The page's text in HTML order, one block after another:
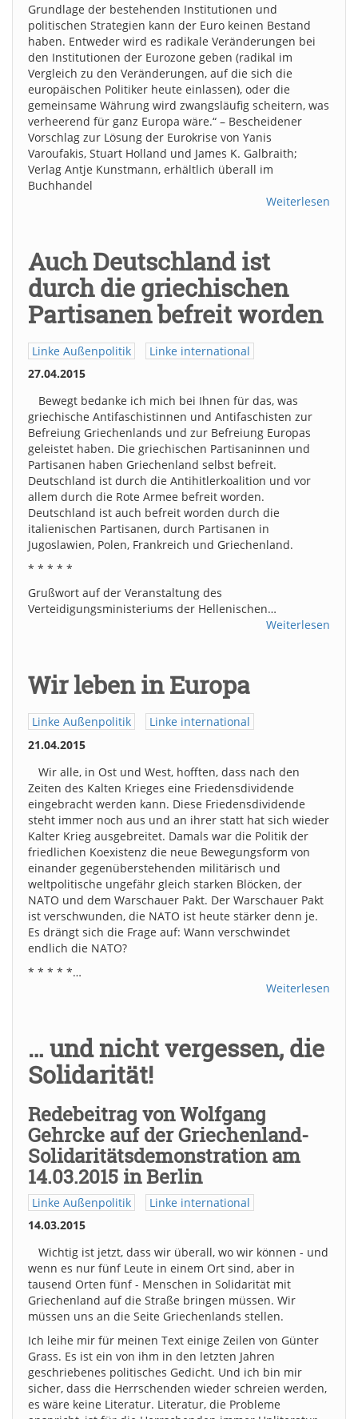
Grundlage der bestehenden Institutionen und
politischen Strategien kann der Euro keinen Bestand
haben. Entweder wird es radikale Veränderungen bei
den Institutionen der Eurozone geben (radikal im
Vergleich zu den Veränderungen, auf die sich die
europäischen Politiker heute einlassen), oder die
gemeinsame Währung wird zwangsläufig scheitern, was
verheerend für ganz Europa wäre.“ – Bescheidener
Vorschlag zur Lösung der Eurokrise von Yanis
Varoufakis, Stuart Holland und James K. Galbraith;
Verlag Antje Kunstmann, erhältlich überall im
Buchhandel
Weiterlesen
Auch Deutschland ist
durch die griechischen
Partisanen befreit worden
Linke Außenpolitik
Linke international
27.04.2015
Bewegt bedanke ich mich bei Ihnen für das, was
griechische Antifaschistinnen und Antifaschisten zur
Befreiung Griechenlands und zur Befreiung Europas
geleistet haben. Die griechischen Partisaninnen und
Partisanen haben Griechenland selbst befreit.
Deutschland ist durch die Antihitlerkoalition und vor
allem durch die Rote Armee befreit worden.
Deutschland ist auch befreit worden durch die
italienischen Partisanen, durch Partisanen in
Jugoslawien, Polen, Frankreich und Griechenland.
* * * * *
Grußwort auf der Veranstaltung des
Verteidigungsministeriums der Hellenischen…
Weiterlesen
Wir leben in Europa
Linke Außenpolitik
Linke international
21.04.2015
Wir alle, in Ost und West, hofften, dass nach den
Zeiten des Kalten Krieges eine Friedensdividende
eingebracht werden kann. Diese Friedensdividende
steht immer noch aus und an ihrer statt hat sich wieder
Kalter Krieg ausgebreitet. Damals war die Politik der
friedlichen Koexistenz die neue Bewegungsform von
einander gegenüberstehenden militärisch und
weltpolitische ungefähr gleich starken Blöcken, der
NATO und dem Warschauer Pakt. Der Warschauer Pakt
ist verschwunden, die NATO ist heute stärker denn je.
Es drängt sich die Frage auf: Wann verschwindet
endlich die NATO?
* * * * *…
Weiterlesen
… und nicht vergessen, die
Solidarität!
Redebeitrag von Wolfgang
Gehrcke auf der Griechenland-
Solidaritätsdemonstration am
14.03.2015 in Berlin
Linke Außenpolitik
Linke international
14.03.2015
Wichtig ist jetzt, dass wir überall, wo wir können - und
wenn es nur fünf Leute in einem Ort sind, aber in
tausend Orten fünf - Menschen in Solidarität mit
Griechenland auf die Straße bringen müssen. Wir
müssen uns an die Seite Griechenlands stellen.
Ich leihe mir für meinen Text einige Zeilen von Günter
Grass. Es ist ein von ihm in den letzten Jahren
geschriebenes politisches Gedicht. Und ich bin mir
sicher, dass die Herrschenden wieder schreien werden,
es wäre keine Literatur. Literatur, die Probleme